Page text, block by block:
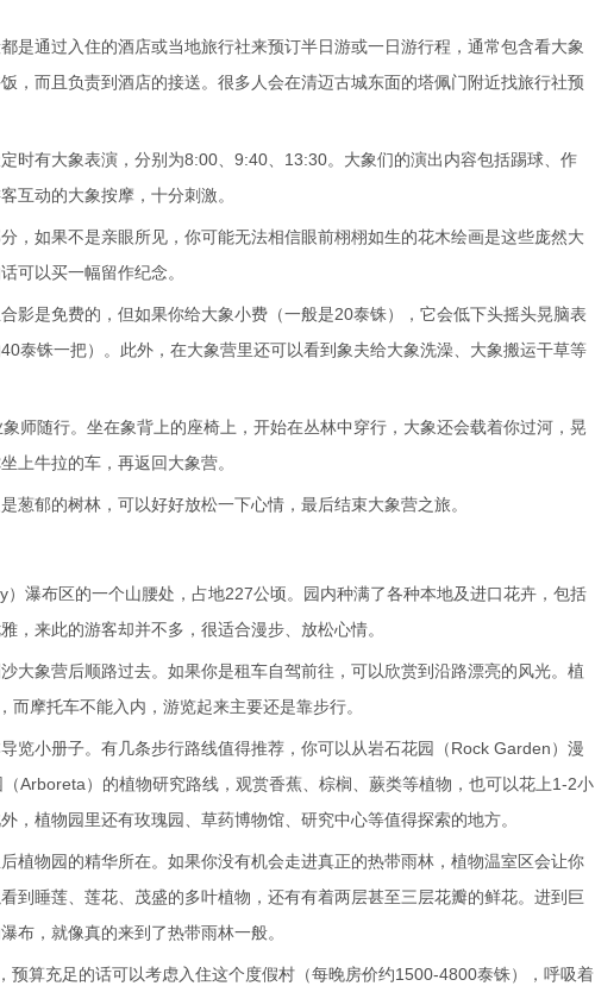
是通过入住的酒店或当地旅行社来预订半日游或一日游行程，通常包含看大象
，而且负责到酒店的接送。很多人会在清迈古城东面的塔佩门附近找旅行社预
时有大象表演，分别为8:00、9:40、13:30。大象们的演出内容包括踢球、作
互动的大象按摩，十分刺激。
，如果不是亲眼所见，你可能无法相信眼前栩栩如生的花木绘画是这些庞然大
可以买一幅留作纪念。
影是免费的，但如果你给大象小费（一般是20泰铢），它会低下头摇头晃脑表
泰铢一把）。此外，在大象营里还可以看到象夫给大象洗澡、大象搬运干草等
师随行。坐在象背上的座椅上，开始在丛林中穿行，大象还会载着你过河，晃
上牛拉的车，再返回大象营。
葱郁的树林，可以好好放松一下心情，最后结束大象营之旅。
瀑布区的一个山腰处，占地227公顷。园内种满了各种本地及进口花卉，包括
，来此的游客却并不多，很适合漫步、放松心情。
大象营后顺路过去。如果你是租车自驾前往，可以欣赏到沿路漂亮的风光。植
摩托车不能入内，游览起来主要还是靠步行。
览小册子。有几条步行路线值得推荐，你可以从岩石花园（Rock Garden）漫
Arboreta）的植物研究路线，观赏香蕉、棕榈、蕨类等植物，也可以花上1-2小
，植物园里还有玫瑰园、草药博物馆、研究中心等值得探索的地方。
植物园的精华所在。如果你没有机会走进真正的热带雨林，植物温室区会让你
到睡莲、莲花、茂盛的多叶植物，还有有着两层甚至三层花瓣的鲜花。进到巨
布，就像真的来到了热带雨林一般。
算充足的话可以考虑入住这个度假村（每晚房价约1500-4800泰铢），呼吸着